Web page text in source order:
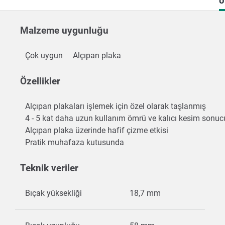
Malzeme uygunluğu
Çok uygun Alçıpan plaka
Özellikler
Alçıpan plakaları işlemek için özel olarak taşlanmış
4 - 5 kat daha uzun kullanım ömrü ve kalıcı kesim
Alçıpan plaka üzerinde hafif çizme etkisi
Pratik muhafaza kutusunda
Teknik veriler
Bıçak yüksekliği 18,7 mm